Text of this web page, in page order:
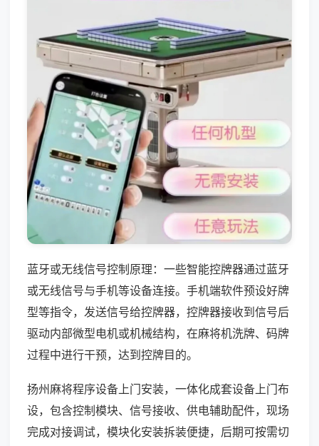
蓝牙或无线信号控制原理：一些智能控牌器通过蓝牙
或无线信号与手机等设备连接。手机端软件预设好牌
型等指令，发送信号给控牌器，控牌器接收到信号后
驱动内部微型电机或机械结构，在麻将机洗牌、码牌
过程中进行干预，达到控牌目的。
扬州麻将程序设备上门安装，一体化成套设备上门布
设，包含控制模块、信号接收、供电辅助配件，现场
完成对接调试，模块化安装拆装便捷，后期可按需切